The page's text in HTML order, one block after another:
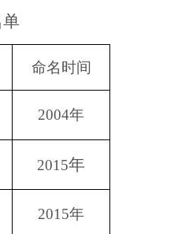
命名时间
2004年
2015年
2015年